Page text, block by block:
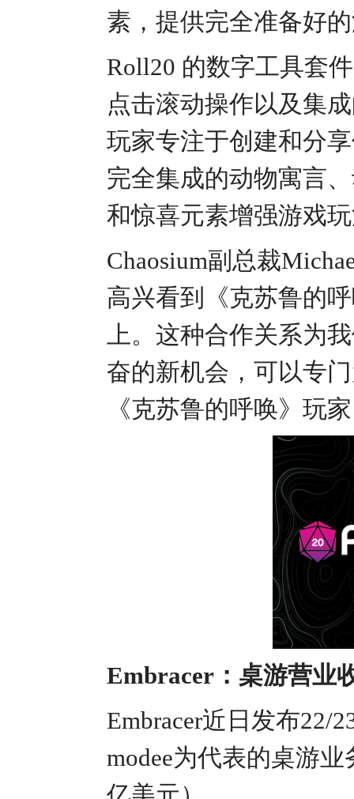
素，提供完全准备好
Roll20 的数字工具套
点击滚动操作以及集
玩家专注于创建和分
完全集成的动物寓言
和惊喜元素增强游戏
Chaosium副总裁
高兴看到《克苏鲁的
上。这种合作关系为
奋的新机会，可以专
《克苏鲁的呼唤》玩
Embracer：桌游营业
Embracer近日发布22/
modee为代表的桌游